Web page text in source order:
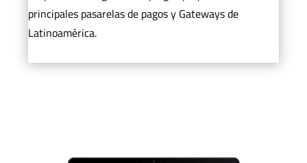
principales pasarelas de pagos y Gateways de
Latinoamérica.